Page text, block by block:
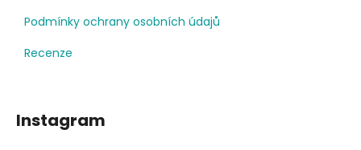
Podmínky ochrany osobních údajů
Recenze
Instagram